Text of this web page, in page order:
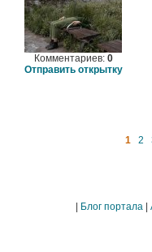
Комментариев: 0
Отправить открытку
1 2
Блог портала